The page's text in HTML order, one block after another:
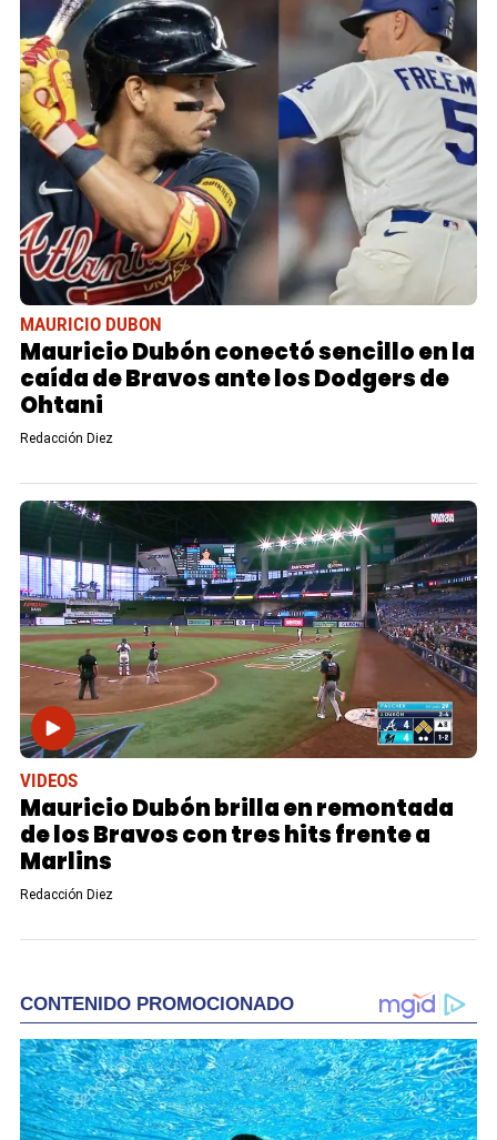
MAURICIO DUBON
Mauricio Dubón conectó sencillo en la
caída de Bravos ante los Dodgers de
Ohtani
Redacción Diez
VIDEOS
Mauricio Dubón brilla en remontada
de los Bravos con tres hits frente a
Marlins
Redacción Diez